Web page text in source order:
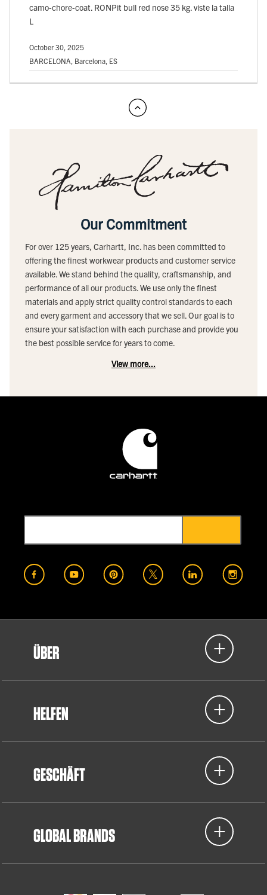
camo-chore-coat. RONPit bull red nose 35 kg. viste la talla
L
October 30, 2025
BARCELONA, Barcelona, ES
Our Commitment
For over 125 years, Carhartt, Inc. has been committed to
offering the finest workwear products and customer service
available. We stand behind the quality, craftsmanship, and
performance of all our products. We use only the finest
materials and apply strict quality control standards to each
and every garment and accessory that we sell. Our goal is to
ensure your satisfaction with each purchase and provide you
the best possible service for years to come.
View more...
ÜBER
HELFEN
GESCHÄFT
GLOBAL BRANDS